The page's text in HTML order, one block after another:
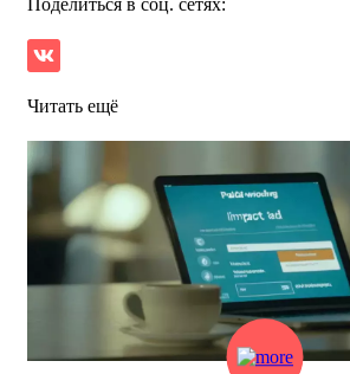
Поделиться в соц. сетях:
Читать ещё